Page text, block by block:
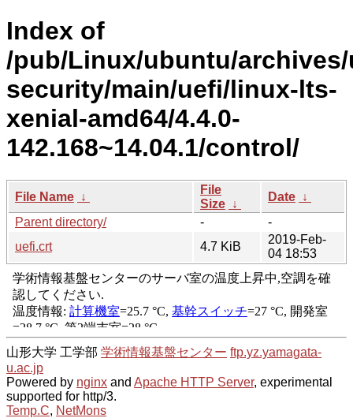
Index of
/pub/Linux/ubuntu/
security/main/uefi/linux-lts-
xenial-amd64/4.4.0-
142.168~14.04.1/control/
File Name ↓
File
Size ↓
Date ↓
Parent directory/
-
-
uefi.crt
4.7 KiB
2019-Feb-
04 18:53
山形大学 工学部 学術情報基盤センター ftp.yz.yamagata-
u.ac.jp
Powered by nginx and Apache HTTP Server, experimental
supported for http/3.
Temp.C, NetMons